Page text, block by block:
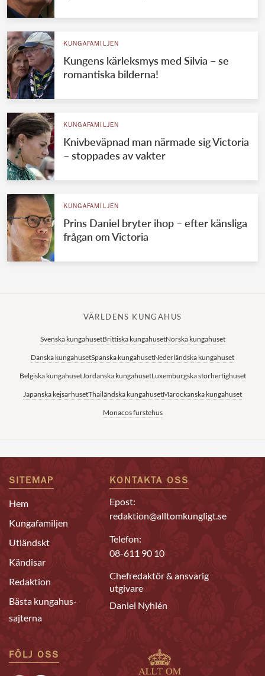
KUNGAFAMILJEN
Kungens kärleksmys med Silvia – se
romantiska bilderna!
KUNGAFAMILJEN
Knivbeväpnad man närmade sig Victoria
– stoppades av vakter
KUNGAFAMILJEN
Prins Daniel bryter ihop – efter känsliga
frågan om Victoria
VÄRLDENS KUNGAHUS
Svenska kungahusetBrittiska kungahusetNorska kungahuset
Danska kungahusetSpanska kungahusetNederländska kungahuset
Belgiska kungahusetJordanska kungahusetLuxemburgska storhertighuset
Japanska kejsarhusetThailändska kungahusetMarockanska kungahuset
Monacos furstehus
SITEMAP
Hem
Kungafamiljen
Utländskt
Kändisar
Redaktion
Bästa kungahus-
sajterna
KONTAKTA OSS
Epost:
redaktion@alltomkungligt.se
Telefon:
08-611 90 10
Chefredaktör & ansvarig
utgivare
Daniel Nyhlén
FÖLJ OSS